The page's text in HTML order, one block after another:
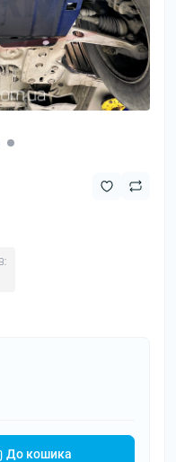
До кошика